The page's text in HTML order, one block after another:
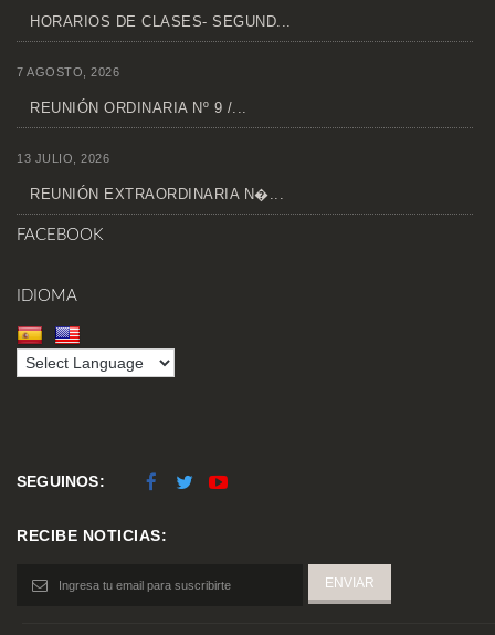
HORARIOS DE CLASES- SEGUND...
7 AGOSTO, 2026
REUNIÓN ORDINARIA Nº 9 /...
13 JULIO, 2026
REUNIÓN EXTRAORDINARIA N�...
FACEBOOK
IDIOMA
SEGUINOS:
RECIBE NOTICIAS: